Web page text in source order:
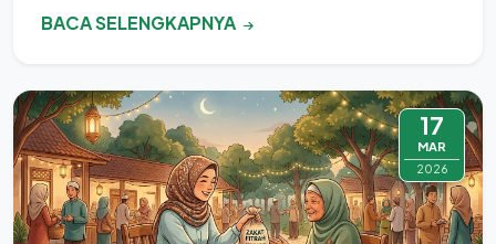
BACA SELENGKAPNYA
17
MAR
2026